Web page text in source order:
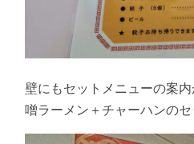
壁にもセットメニューの案
噌ラーメン＋チャーハンのセ